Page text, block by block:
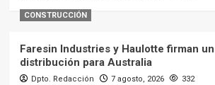
CONSTRUCCIÓN
Faresin Industries y Haulotte firman
distribución para Australia
Dpto. Redacción 7 agosto, 2026 332